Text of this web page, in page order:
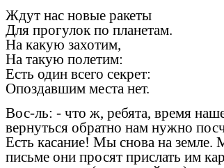
Ждут нас новые ракеты
Для прогулок по планетам.
На какую захотим,
На такую полетим:
Есть один всего секрет:
Опоздавшим места нет.
Вос-ль: - что ж, ребята, время
вернуться обратно нам нужно
Есть касание! Мы снова на земле.
письме они просят прислать им